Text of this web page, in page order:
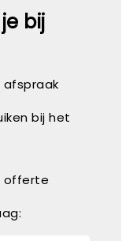
bij
afspraak
bij het
offerte